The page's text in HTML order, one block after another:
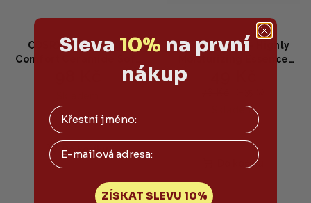
COSRX - Balancium
Comfort Ceramide Soft
Cream Sheet Mask -
Do košíku
Pyunkang Yul - Highly
Moisturizing Essence
Mask - Vysoce hydratační
Skladem
Do košíku
Sleva 10% na první
nákup
Email
ZÍSKAT SLEVU 10%